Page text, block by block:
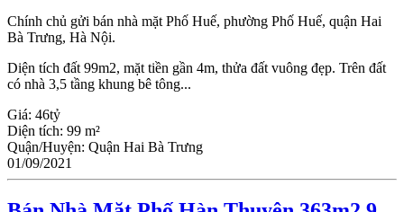
Chính chủ gửi bán nhà mặt Phố Huế, phường Phố Huế, quận Hai
Bà Trưng, Hà Nội.
Diện tích đất 99m2, mặt tiền gần 4m, thửa đất vuông đẹp. Trên đất
có nhà 3,5 tầng khung bê tông...
Giá: 46tỷ
Diện tích: 99 m²
Quận/Huyện: Quận Hai Bà Trưng
01/09/2021